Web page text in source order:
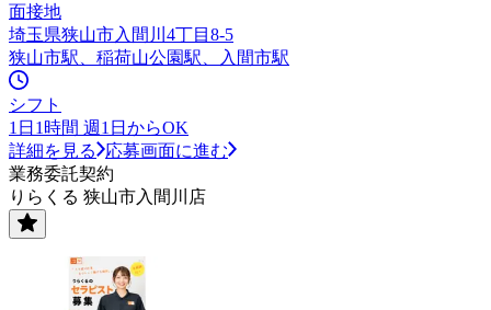
面接地
埼玉県狭山市入間川4丁目8-5
狭山市駅、稲荷山公園駅、入間市駅
シフト
1日1時間 週1日からOK
詳細を見る
応募画面に進む
業務委託契約
りらくる 狭山市入間川店